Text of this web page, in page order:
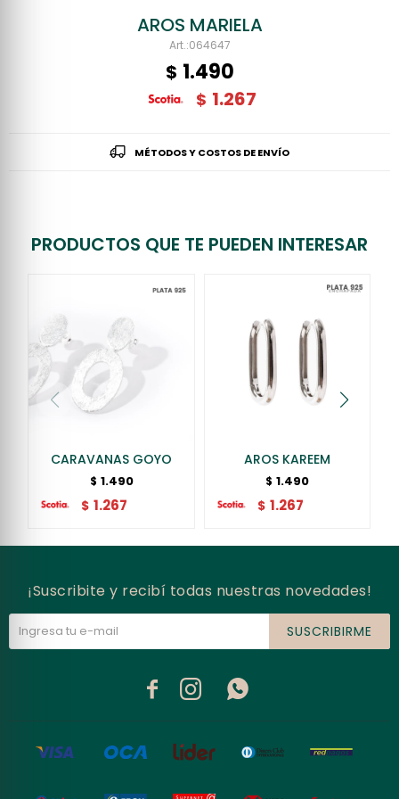
AROS MARIELA
064647
$ 1.490
$ 1.267
MÉTODOS Y COSTOS DE ENVÍO
PRODUCTOS QUE TE PUEDEN INTERESAR
CARAVANAS GOYO
$ 1.490
$ 1.267
AROS KAREEM
$ 1.490
$ 1.267
¡Suscribite y recibí todas nuestras novedades!
SUSCRIBIRME
  